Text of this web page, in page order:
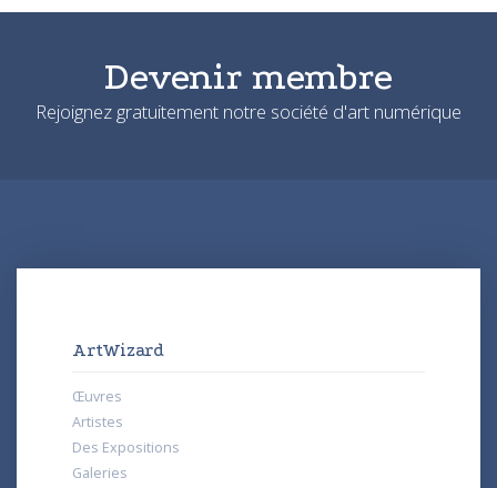
Devenir membre
Rejoignez gratuitement notre société d'art numérique
ArtWizard
Œuvres
Artistes
Des Expositions
Galeries